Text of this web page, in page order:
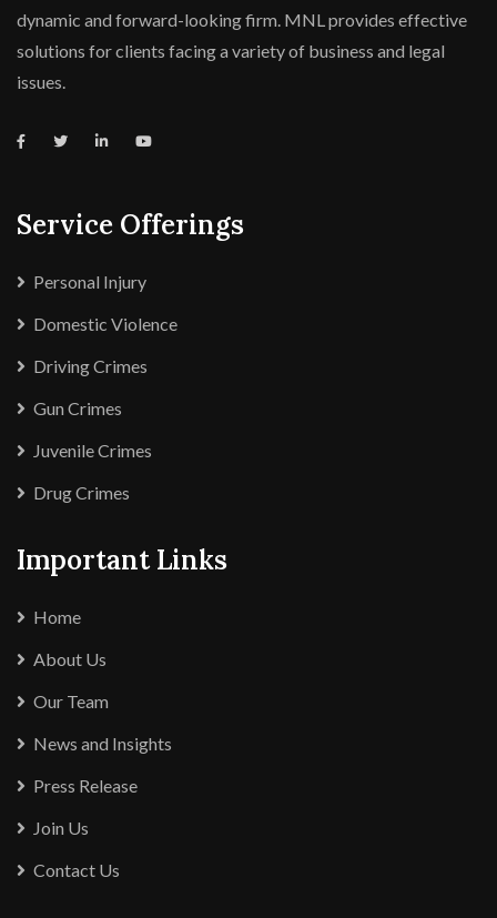
dynamic and forward-looking firm. MNL provides effective
solutions for clients facing a variety of business and legal
issues.
Service Offerings
Personal Injury
Domestic Violence
Driving Crimes
Gun Crimes
Juvenile Crimes
Drug Crimes
Important Links
Home
About Us
Our Team
News and Insights
Press Release
Join Us
Contact Us